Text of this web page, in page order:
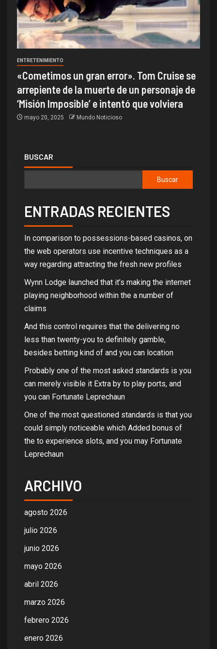
ENTRETENIMIENTO
«Cometimos un gran error». Tom Cruise se
arrepiente de la muerte de un personaje de
‘Misión Imposible’ e intentó que volviera
mayo 20, 2025 Mundo Noticioso
BUSCAR
Buscar
ENTRADAS RECIENTES
In comparison to possessions-based casinos, on
the web operators use incentive techniques as a
way regarding attracting the fresh new profiles
Wynn Lodge launched that it’s making the internet
playing neighborhood within the a number of
claims
And this control requires that the delivering no
less than twenty-you to definitely gamble,
besides betting kind of and you can location
Probably one of the most asked standards is you
can merely visible it Extra by to play ports, and
you can Fortunate Leprechaun
One of the most questioned standards is that you
could simply noticeable which Added bonus of
the to experience slots, and you may Fortunate
Leprechaun
ARCHIVO
agosto 2026
julio 2026
junio 2026
mayo 2026
abril 2026
marzo 2026
febrero 2026
enero 2026